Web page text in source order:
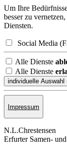
Um Ihre
besser zu
Diensten.
Social Media
Alle Dienste
Alle Dienste
Impressum
N.L.Chrestensen
Erfurter Samen-